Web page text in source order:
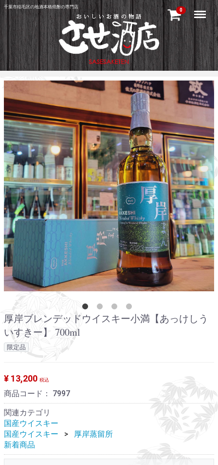
千葉市稲毛区の地酒本格焼酎の専門店
0 Menu
厚岸ブレンデッドウイスキー小満【あっけしう
いすきー】 700ml
限定品
¥ 13,200 税込
商品コード： 7997
関連カテゴリ
国産ウイスキー
国産ウイスキー
厚岸蒸留所
新着商品